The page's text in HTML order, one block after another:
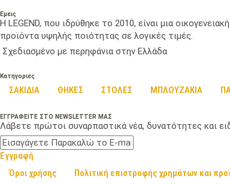
Εμεις
Η LEGEND, που ιδρύθηκε το 2010, είναι μια
προϊόντα υψηλής ποιότητας σε λογικές τιμές.
Σχεδιασμένο με περηφάνια στην Ελλάδα
Κατηγοριες
ΣΑΚΙΔΙΑ ΘΗΚΕΣ ΣΤΟΛΕΣ ΜΠΛΟΥΖΑΚΙΑ
ΕΓΓΡΑΦΕΙΤΕ ΣΤΟ NEWSLETTER ΜΑΣ
Λάβετε πρώτοι συναρπαστικά νέα, δυνατότητες και
Εγγραφή
Όροι χρήσης
Πολιτική επιστροφής χρημάτων και